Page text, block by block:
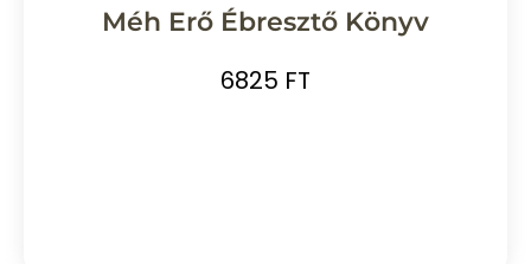
Méh Erő Ébresztő Könyv
6825 FT